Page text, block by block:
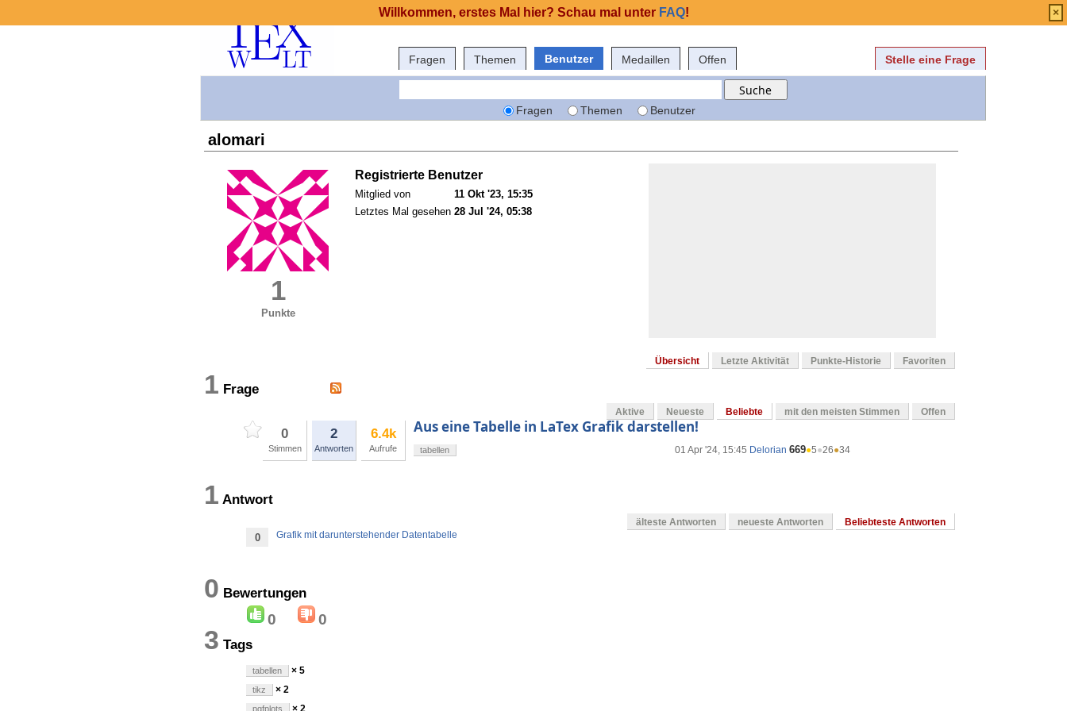
Fragen Themen Benutzer Medaillen Offen Stelle eine Frage
Fragen Themen Benutzer
alomari
1
Punkte
Registrierte Benutzer
Mitglied von
11 Okt '23, 15:35
Letztes Mal gesehen 28 Jul '24, 05:38
Übersicht Letzte Aktivität Punkte-Historie Favoriten
1 Frage
Aktive Neueste Beliebte mit den meisten Stimmen Offen
0
Stimmen
2
Antworten
6.4k
Aufrufe
Aus eine Tabelle in LaTex Grafik darstellen!
01 Apr '24, 15:45 Delorian 669●5●26●34
tabellen
1 Antwort
älteste Antworten neueste Antworten Beliebteste Antworten
0 Grafik mit darunterstehender Datentabelle
0 Bewertungen
0 0
3 Tags
tabellen × 5
tikz × 2
pgfplots
Willkommen, erstes Mal hier? Schau mal unter FAQ! ×